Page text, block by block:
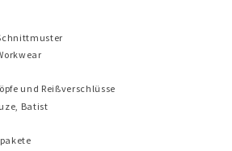
und Reißverschlüsse
Batist